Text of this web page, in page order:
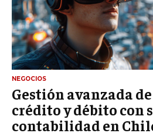
NEGOCIOS
Gestión avanzada
crédito y débito con
contabilidad en